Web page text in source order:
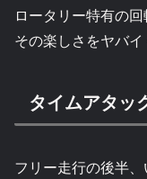
ロータリー特有の
その楽しさをヤバイ
タイムアタッ
フリー走行の後半、